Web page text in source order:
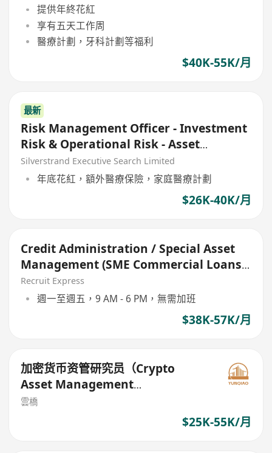
Management)
提供年終花紅
享有五天工作周
醫療計劃，牙科計劃等福利
$40K-55K/月
最新
Risk Management Officer - Investment
Risk & Operational Risk - Asset
Management
Silverstrand Executive Search Limited
年底花紅，額外醫療保險，家庭醫療計劃
$26K-40K/月
Credit Administration / Special Asset
Management (SME Commercial Loans)
#RWF
Recruit Express
週一至週五，9 AM - 6 PM，無需加班
$38K-57K/月
加密货币资管研究员（Crypto
Asset Management
Researcher）
雲橋
$25K-55K/月